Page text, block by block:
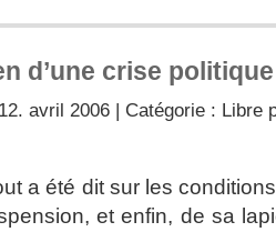
d’une crise politique
avril 2006 | Catégorie : Libre
a été dit sur les
et enfin, de sa